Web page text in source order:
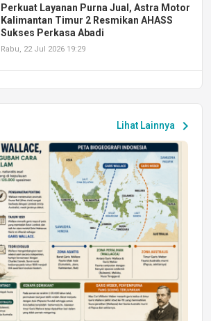
Perkuat Layanan Purna Jual, Astra Motor
Kalimantan Timur 2 Resmikan AHASS
Sukses Perkasa Abadi
Rabu, 22 Jul 2026 19:29
Peluang Kerja dan Magang
Jumat, 17 Jul 2026 22:30
DAERAH
Astra Motor Kalimantan Timur 2 Dukung
Mahasiswa Samarinda dalam Astra
Honda SDGs Future Leaders 2026
Jumat, 10 Jul 2026 19:01
Lihat Lainnya chevron_right